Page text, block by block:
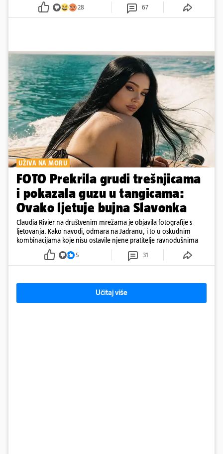
28 67
UŽIVA NA MORU
FOTO Prekrila grudi trešnjicama
i pokazala guzu u tangicama:
Ovako ljetuje bujna Slavonka
Claudia Rivier na društvenim mrežama je objavila fotografije s
ljetovanja. Kako navodi, odmara na Jadranu, i to u oskudnim
kombinacijama koje nisu ostavile njene pratitelje ravnodušnima
5 31
Učitaj više